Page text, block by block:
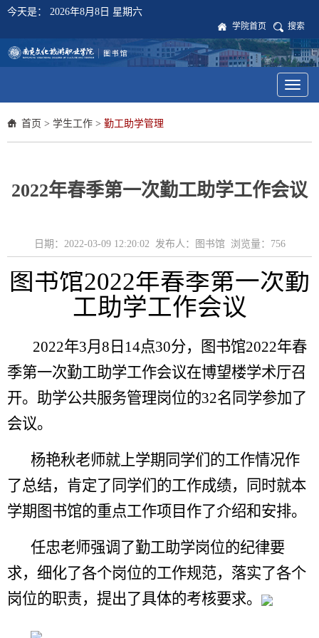
今天是： 2026年8月8日 星期六
学院首页 搜索
Toggle
首页 > 学生工作 > 勤工助学管理
2022年春季第一次勤工助学工作会议
日期：2022-03-09 12:20:02 发布人：图书馆 浏览量： 756
图书馆2022年春季第一次勤
工助学工作会议
2022年3月8日14点30分，图书馆2022年春
季第一次勤工助学工作会议在博望楼学术厅召
开。助学公共服务管理岗位的32名同学参加了
会议。
杨艳秋老师就上学期同学们的工作情况作
了总结，肯定了同学们的工作成绩，同时就本
学期图书馆的重点工作项目作了介绍和安排。
任忠老师强调了勤工助学岗位的纪律要
求，细化了各个岗位的工作规范，落实了各个
岗位的职责，提出了具体的考核要求。